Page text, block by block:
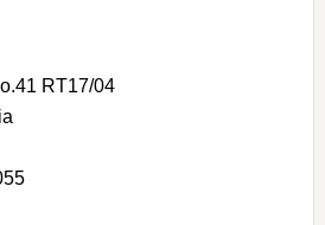
RT17/04